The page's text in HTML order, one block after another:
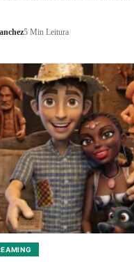
5 Min Leitura